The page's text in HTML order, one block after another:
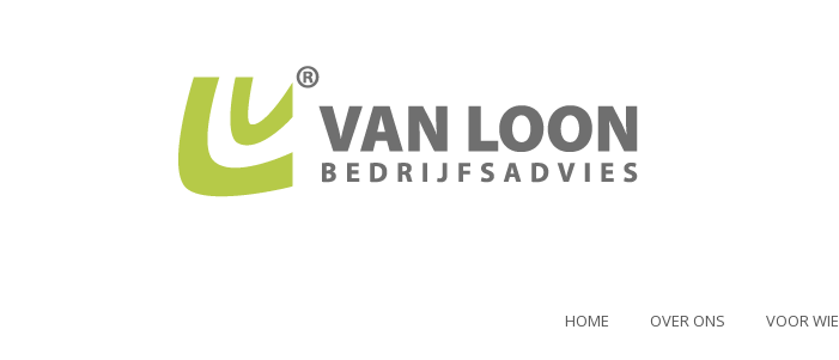
HOME OVER ONS VOOR WIE